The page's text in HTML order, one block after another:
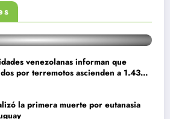
día: al menos 34
crisis.
venezolanas informan que
por terremotos ascienden a 1.430
la primera muerte por eutanasia